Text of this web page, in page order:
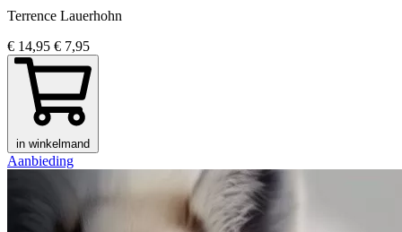
Terrence Lauerhohn
€ 14,95 € 7,95
in winkelmand
Aanbieding